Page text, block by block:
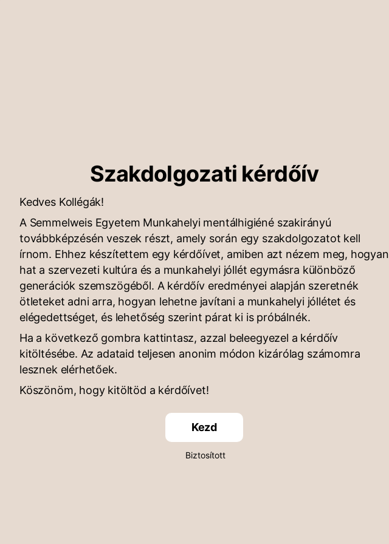
Szakdolgozati kérdőív
Kedves Kollégák!
A Semmelweis Egyetem Munkahelyi mentálhigiéné szakirányú
továbbképzésén veszek részt, amely során egy szakdolgozatot kell
írnom. Ehhez készítettem egy kérdőívet, amiben azt nézem meg, hogyan
hat a szervezeti kultúra és a munkahelyi jóllét egymásra különböző
generációk szemszögéből. A kérdőív eredményei alapján szeretnék
ötleteket adni arra, hogyan lehetne javítani a munkahelyi jóllétet és
elégedettséget, és lehetőség szerint párat ki is próbálnék.
Ha a következő gombra kattintasz, azzal beleegyezel a kérdőív
kitöltésébe. Az adataid teljesen anonim módon kizárólag számomra
lesznek elérhetőek.
Köszönöm, hogy kitöltöd a kérdőívet!
Kezd
Biztosított